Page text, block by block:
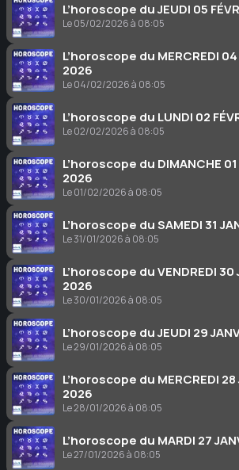
L’horoscope du JEUDI 05
Le 05/02/2026 à 08:05
L’horoscope du MERCREDI 04
2026
Le 04/02/2026 à 08:05
L’horoscope du LUNDI 02
Le 02/02/2026 à 08:05
L’horoscope du DIMANCHE 01
2026
Le 01/02/2026 à 08:05
L’horoscope du SAMEDI 31
Le 31/01/2026 à 08:05
L’horoscope du VENDREDI 30
2026
Le 30/01/2026 à 08:05
L’horoscope du JEUDI 29
Le 29/01/2026 à 08:05
L’horoscope du MERCREDI 28
2026
Le 28/01/2026 à 08:05
L’horoscope du MARDI 27
Le 27/01/2026 à 08:05